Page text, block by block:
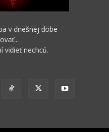
v dnešnej dobe
vidieť nechcú.